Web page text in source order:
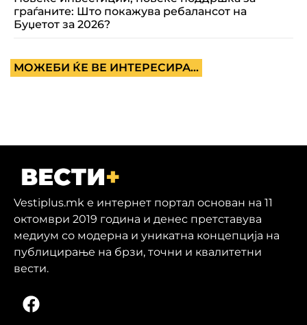
граѓаните: Што покажува ребалансот на
Буџетот за 2026?
МОЖЕБИ ЌЕ ВЕ ИНТЕРЕСИРА...
Vestiplus.mk е интернет портал основан на 11
октомври 2019 година и денес претставува
медиум со модерна и уникатна концепција на
публицирање на брзи, точни и квалитетни
вести.